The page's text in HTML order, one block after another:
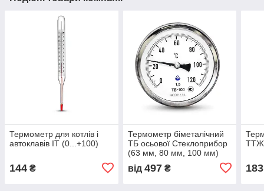
Термометр для котлів і
автоклавів ІТ (0...+100)
144 ₴
Термометр біметалічний
ТБ осьової Стеклоприбор
(63 мм, 80 мм, 100 мм)
від 497₴ 183